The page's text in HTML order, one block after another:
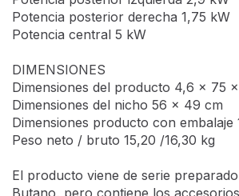
Autoencendido integrado en el mando.
Mandos de regulación en parte
Válvula de seguridad en quemadores.
Encendido Integrado
Potencia de
POTENCIA DE LOS QUEMADORES
Presión Gas Butano G30-37 mbar
Presión Gas Natural G20-20 mbar
Potencia frontal izquierda 1 kW
Potencia frontal derecha 1,75 kW